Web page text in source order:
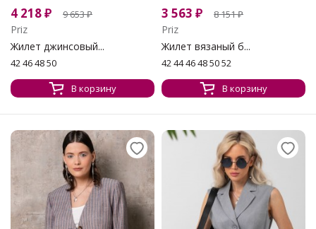
4 218₽ 9 653₽
Priz
Жилет джинсовый...
42 46 48 50
В корзину
3 563 ₽ 8 151₽
Priz
Жилет вязаный б...
42 44 46 48 50 52
В корзину